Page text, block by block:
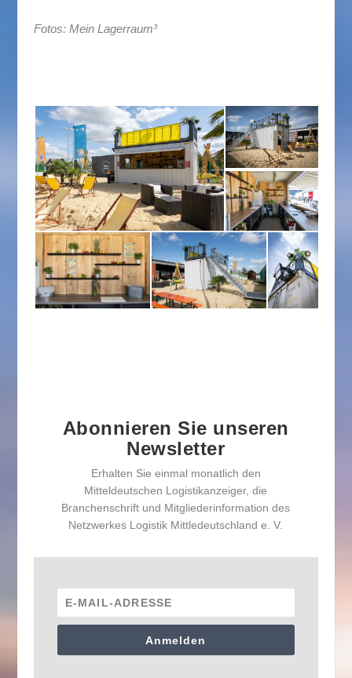
Fotos: Mein Lagerraum³
Abonnieren Sie unseren
Newsletter
Erhalten Sie einmal monatlich den
Mitteldeutschen Logistikanzeiger, die
Branchenschrift und Mitgliederinformation des
Netzwerkes Logistik Mittledeutschland e. V.
Anmelden